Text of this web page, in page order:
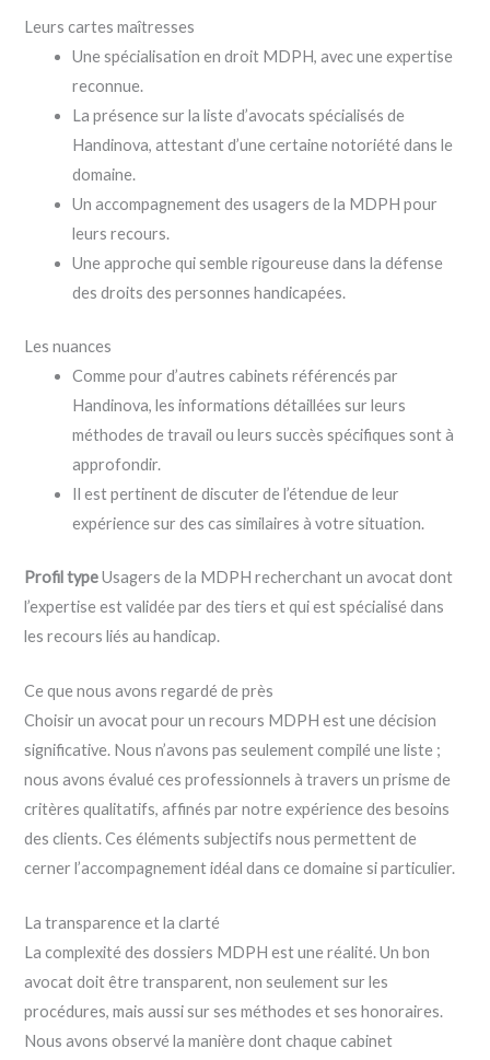
Leurs cartes maîtresses
Une spécialisation en droit MDPH, avec une expertise
reconnue.
La présence sur la liste d’avocats spécialisés de
Handinova, attestant d’une certaine notoriété dans le
domaine.
Un accompagnement des usagers de la MDPH pour
leurs recours.
Une approche qui semble rigoureuse dans la défense
des droits des personnes handicapées.
Les nuances
Comme pour d’autres cabinets référencés par
Handinova, les informations détaillées sur leurs
méthodes de travail ou leurs succès spécifiques sont à
approfondir.
Il est pertinent de discuter de l’étendue de leur
expérience sur des cas similaires à votre situation.
Profil typeUsagers de la MDPH recherchant un avocat dont
l’expertise est validée par des tiers et qui est spécialisé dans
les recours liés au handicap.
Ce que nous avons regardé de près
Choisir un avocat pour un recours MDPH est une décision
significative. Nous n’avons pas seulement compilé une liste ;
nous avons évalué ces professionnels à travers un prisme de
critères qualitatifs, affinés par notre expérience des besoins
des clients. Ces éléments subjectifs nous permettent de
cerner l’accompagnement idéal dans ce domaine si particulier.
La transparence et la clarté
La complexité des dossiers MDPH est une réalité. Un bon
avocat doit être transparent, non seulement sur les
procédures, mais aussi sur ses méthodes et ses honoraires.
Nous avons observé la manière dont chaque cabinet